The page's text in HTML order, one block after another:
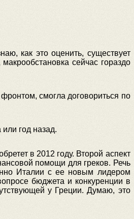
как это оценить, существует
сейчас гораздо
смогла договориться по
год назад.
в 2012 году. Второй аспект
помощи для греков. Речь
Италии с ее новым лидером
бюджета и конкуренции в
у Греции. Думаю, это